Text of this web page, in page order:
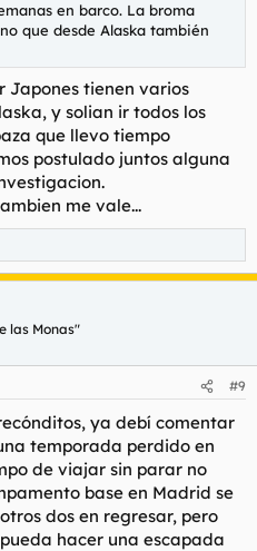
en barco. La broma
que desde Alaska también
Japones tienen varios
y solian ir todos los
que llevo tiempo
postulado juntos alguna
me vale...
las Monas"
#9
ya debí comentar
temporada perdido en
de viajar sin parar no
base en Madrid se
dos en regresar, pero
hacer una escapada